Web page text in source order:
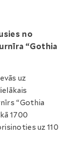
no
“Gothia
uz
“Gothia
1700
uz 110